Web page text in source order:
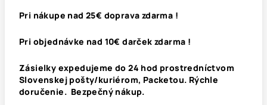
Pri nákupe nad 25€ doprava zdarma !
Pri objednávke nad 10€ darček zdarma !
Zásielky expedujeme do 24 hod prostredníctvom
Slovenskej pošty/kuriérom, Packetou. Rýchle
doručenie. Bezpečný nákup.